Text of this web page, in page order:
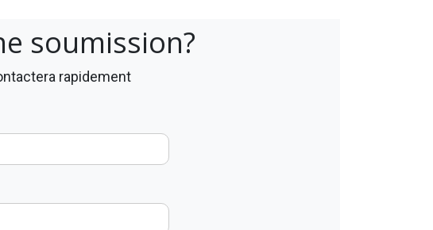
soumission?
rapidement